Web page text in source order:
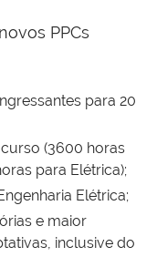
PPCs
para 20
(3600 horas
para Elétrica);
Elétrica;
e maior
inclusive do